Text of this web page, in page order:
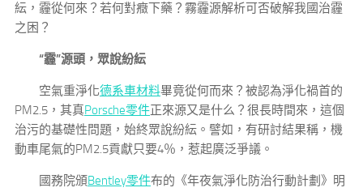
紜，霾從何來？若何對癥下藥？霧霾源解析可否破解我國治霾
之困？
“霾”源頭，眾說紛紜
空氣重淨化德系車材料畢竟從何而來？被認為淨化禍首的
PM2.5，其真Porsche零件正來源又是什么？很長時間來，這個
治污的基礎性問題，始終眾說紛紜。譬如，有研討結果稱，機
動車尾氣的PM2.5貢獻只要4％，惹起廣泛爭議。
國務院頒Bentley零件布的《年夜氣淨化防治行動計劃》明